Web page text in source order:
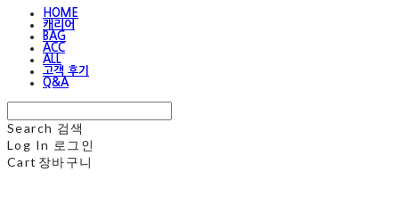
HOME
캐리어
BAG
ACC
ALL
고객 후기
Q&A
Search 검색
Log In 로그인
Cart 장바구니